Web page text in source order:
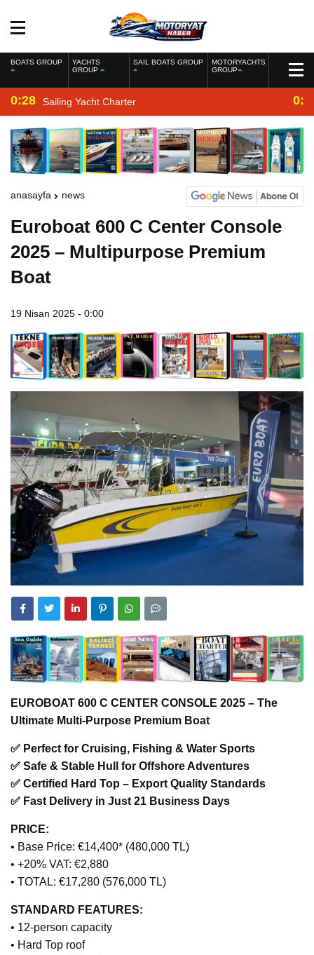
BOATS GROUP
YACHTS
GROUP
SAIL BOATS GROUP
MOTORYACHTS
GROUP
0:28 Sailing Yacht Charter
anasayfa news
Euroboat 600 C Center Console
2025 – Multipurpose Premium
Boat
19 Nisan 2025 - 0:00
EUROBOAT 600 C CENTER CONSOLE 2025 – The
Ultimate Multi-Purpose Premium Boat
✅ Perfect for Cruising, Fishing & Water Sports
✅ Safe & Stable Hull for Offshore Adventures
✅ Certified Hard Top – Export Quality Standards
✅ Fast Delivery in Just 21 Business Days
PRICE:
• Base Price: €14,400* (480,000 TL)
• +20% VAT: €2,880
• TOTAL: €17,280 (576,000 TL)
STANDARD FEATURES:
• 12-person capacity
• Hard Top roof